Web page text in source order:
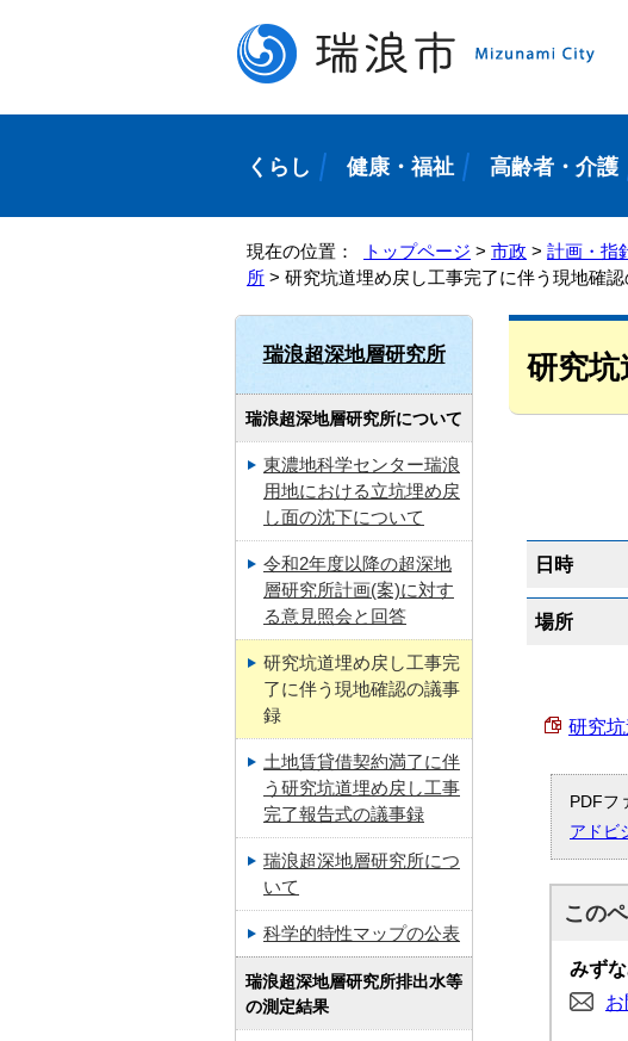
くらし 健康・福祉 高齢者・介護
現在の位置： トップページ > 市政 > 計画・指
所 > 研究坑道埋め戻し工事完了に伴う現地確
研究
日時
場所
研究
PDFフ
アドビ
この
みず
瑞浪超深地層研究所
瑞浪超深地層研究所について
東濃地科学センター瑞浪
用地における立坑埋め戻
し面の沈下について
令和2年度以降の超深地
層研究所計画(案)に対す
る意見照会と回答
研究坑道埋め戻し工事完
了に伴う現地確認の議事
録
土地賃貸借契約満了に伴
う研究坑道埋め戻し工事
完了報告式の議事録
瑞浪超深地層研究所につ
いて
科学的特性マップの公表
瑞浪超深地層研究所排出水等
の測定結果